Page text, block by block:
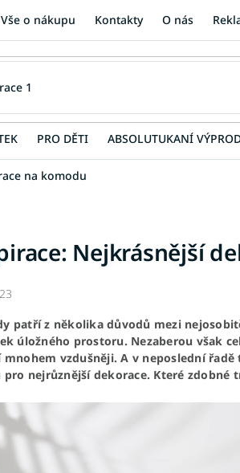
Vše o nákupu Kontakty O nás
PRO DĚTI ABSOLUTUKANÍ
na komodu
Nejkrásnější
patří z několika důvodů mezi
úložného prostoru. Nezaberou však
mnohem vzdušněji. A v neposlední
pro nejrůznější dekorace. Které